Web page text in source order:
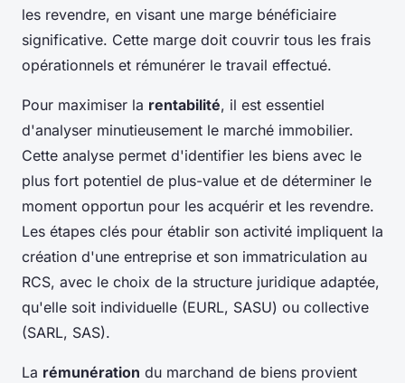
les revendre, en visant une marge bénéficiaire
significative. Cette marge doit couvrir tous les frais
opérationnels et rémunérer le travail effectué.
Pour maximiser la rentabilité, il est essentiel
d'analyser minutieusement le marché immobilier.
Cette analyse permet d'identifier les biens avec le
plus fort potentiel de plus-value et de déterminer le
moment opportun pour les acquérir et les revendre.
Les étapes clés pour établir son activité impliquent la
création d'une entreprise et son immatriculation au
RCS, avec le choix de la structure juridique adaptée,
qu'elle soit individuelle (EURL, SASU) ou collective
(SARL, SAS).
La rémunération du marchand de biens provient